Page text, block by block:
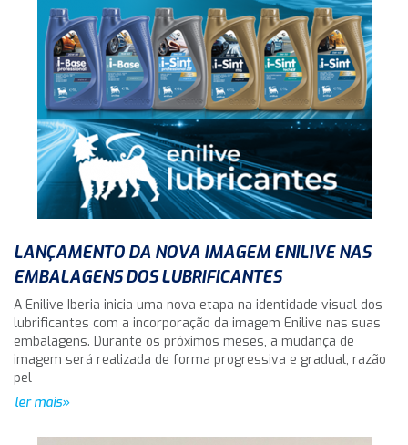
LANÇAMENTO DA NOVA IMAGEM ENILIVE NAS
EMBALAGENS DOS LUBRIFICANTES
A Enilive Iberia inicia uma nova etapa na identidade visual dos
lubrificantes com a incorporação da imagem Enilive nas suas
embalagens. Durante os próximos meses, a mudança de
imagem será realizada de forma progressiva e gradual, razão
pel
ler mais»